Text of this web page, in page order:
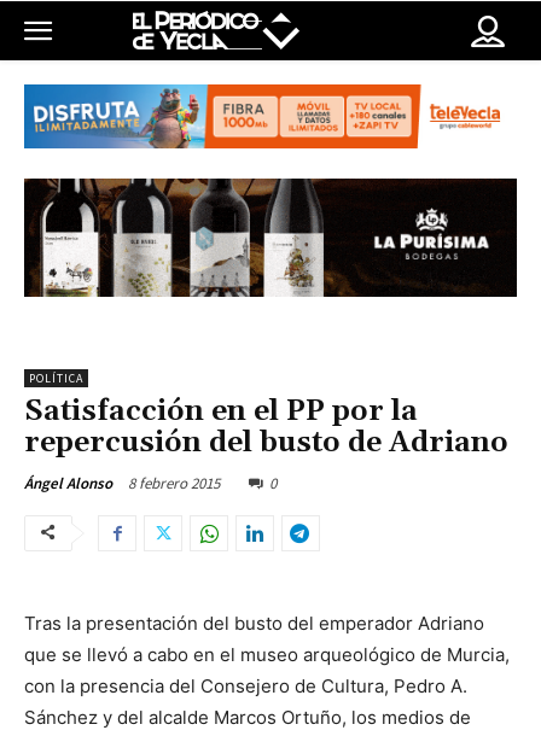
POLÍTICA
Satisfacción en el PP por la
repercusión del busto de Adriano
Ángel Alonso 8 febrero 2015 0
Tras la presentación del busto del emperador Adriano
que se llevó a cabo en el museo arqueológico de Murcia,
con la presencia del Consejero de Cultura, Pedro A.
Sánchez y del alcalde Marcos Ortuño, los medios de